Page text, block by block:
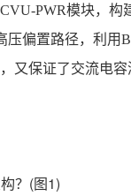
PWR模块，构
偏置路径，利用
又保证了交流电